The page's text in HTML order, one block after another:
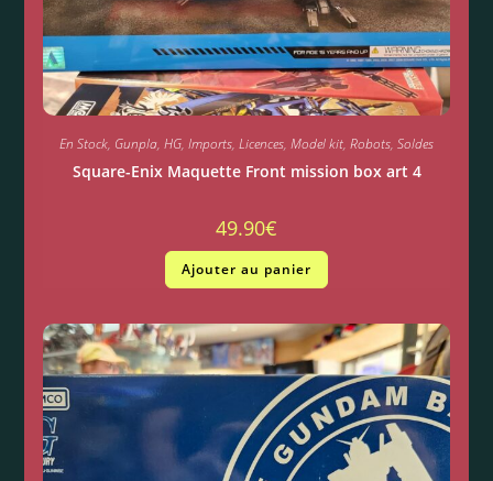
En Stock, Gunpla, HG, Imports, Licences, Model kit, Robots, Soldes
Square-Enix Maquette Front mission box art 4
49.90€
Ajouter au panier